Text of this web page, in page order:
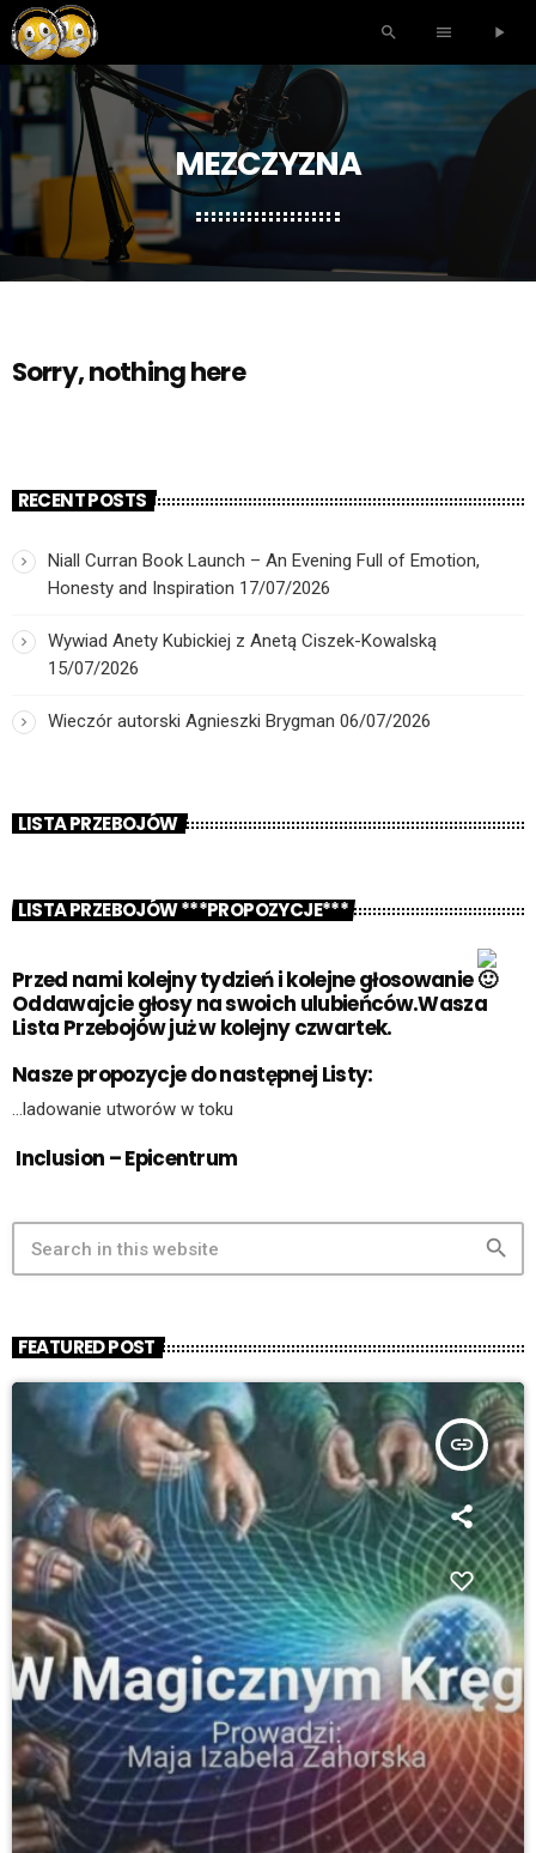
search menu play_arrow
MEZCZYZNA
Sorry, nothing here
RECENT POSTS
Niall Curran Book Launch – An Evening Full of Emotion,
Honesty and Inspiration 17/07/2026
Wywiad Anety Kubickiej z Anetą Ciszek-Kowalską
15/07/2026
Wieczór autorski Agnieszki Brygman 06/07/2026
LISTA PRZEBOJÓW
LISTA PRZEBOJÓW ***PROPOZYCJE***
Przed nami kolejny tydzień i kolejne głosowanie
Oddawajcie głosy na swoich ulubieńców.Wasza
Lista Przebojów już w kolejny czwartek.
Nasze propozycje do następnej Listy:
…ladowanie utworów w toku
Inclusion – Epicentrum
search
FEATURED POST
insert_link